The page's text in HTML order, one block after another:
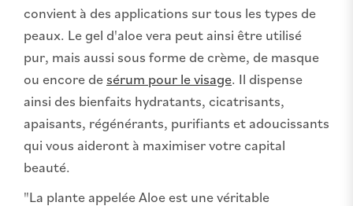
convient à des applications sur tous les types de
peaux. Le gel d'aloe vera peut ainsi être utilisé
pur, mais aussi sous forme de crème, de masque
ou encore desérum pour le visage. Il dispense
ainsi des bienfaits hydratants, cicatrisants,
apaisants, régénérants, purifiants et adoucissants
qui vous aideront à maximiser votre capital
beauté.
"La plante appelée Aloe est une véritable